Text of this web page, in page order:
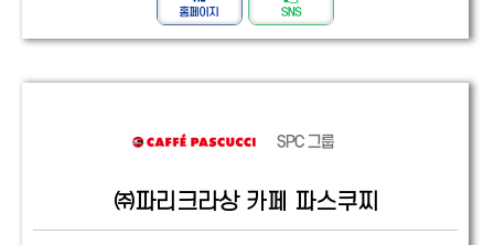
㈜파리크라상 카페 파스쿠찌